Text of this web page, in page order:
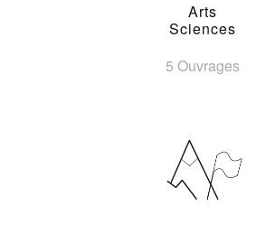
Arts
Sciences
5 Ouvrages